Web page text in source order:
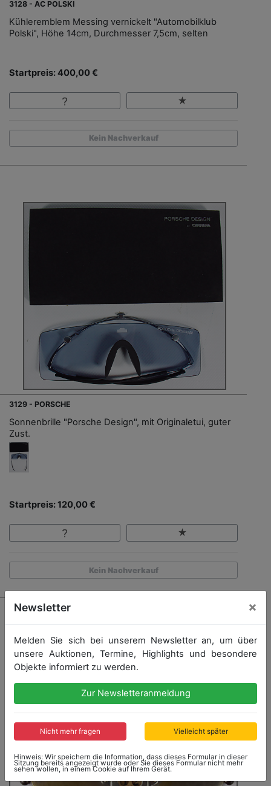
3128 - AC POLSKI
Kühleremblem Messing vernickelt "Automobilklub
Polski", Höhe 14cm, Durchmesser 7,5cm, selten
Startpreis: 400,00 €
Kein Nachverkauf
3129 - PORSCHE
Sonnenbrille "Porsche Design", mit Originaletui, guter
Zust.
Startpreis: 120,00 €
Kein Nachverkauf
Newsletter ×
Melden Sie sich bei unserem Newsletter an, um über
unsere Auktionen, Termine, Highlights und besondere
Objekte informiert zu werden.
Zur Newsletteranmeldung
Nicht mehr fragen Vielleicht später
Hinweis: Wir speichern die Information, dass dieses Formular in dieser
Sitzung bereits angezeigt wurde oder Sie dieses Formular nicht mehr
sehen wollen, in einem Cookie auf Ihrem Gerät.